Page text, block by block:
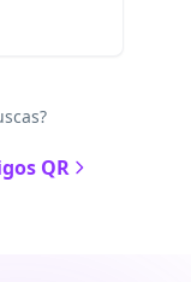
QR